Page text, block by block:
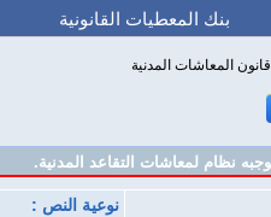
بنك المعطيات القانونية
قانون المعاشات المدنية
نوعية النص :